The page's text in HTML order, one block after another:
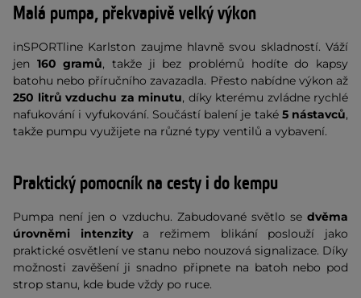
Malá pumpa, překvapivě velký výkon
inSPORTline Karlston zaujme hlavně svou skladností. Váží
jen 160 gramů, takže ji bez problémů hodíte do kapsy
batohu nebo příručního zavazadla. Přesto nabídne výkon až
250 litrů vzduchu za minutu, díky kterému zvládne rychlé
nafukování i vyfukování. Součástí balení je také 5 nástavců,
takže pumpu využijete na různé typy ventilů a vybavení.
Praktický pomocník na cesty i do kempu
Pumpa není jen o vzduchu. Zabudované světlo se dvěma
úrovněmi intenzitya režimem blikání poslouží jako
praktické osvětlení ve stanu nebo nouzová signalizace. Díky
možnosti zavěšení ji snadno připnete na batoh nebo pod
strop stanu, kde bude vždy po ruce.